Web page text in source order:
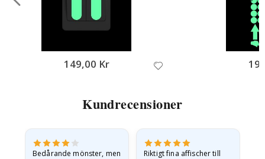
149,00 Kr
Kundrecensioner
Bedårande mönster, men
Riktigt fina affischer till